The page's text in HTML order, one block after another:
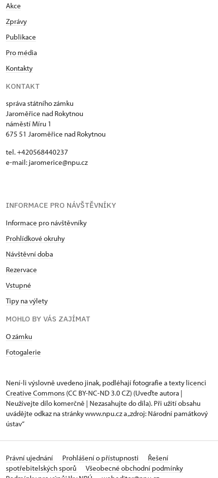
Akce
Zprávy
Publikace
Pro média
Kontakty
KONTAKT
správa státního zámku
Jaroměřice nad Rokytnou
náměstí Míru 1
675 51 Jaroměřice nad Rokytnou
tel. +420568440237
e-mail: jaromerice@npu.cz
INFORMACE PRO NÁVŠTĚVNÍKY
Informace pro návštěvníky
Prohlídkové okruhy
Návštěvní doba
Rezervace
Vstupné
Tipy na výlety
MOHLO BY VÁS ZAJÍMAT
O zámku
Fotogalerie
Není-li výslovně uvedeno jinak, podléhají fotografie a texty licenci
Creative Commons (CC BY-NC-ND 3.0 CZ) (Uveďte autora |
Neužívejte dílo komerčně | Nezasahujte do díla). Při užití obsahu
uvádějte odkaz na stránky www.npu.cz a „zdroj: Národní památkový
ústav“
Právní ujednání Prohlášení o přístupnosti
Řešení
spotřebitelských sporů
Všeobecné obchodní podmínky